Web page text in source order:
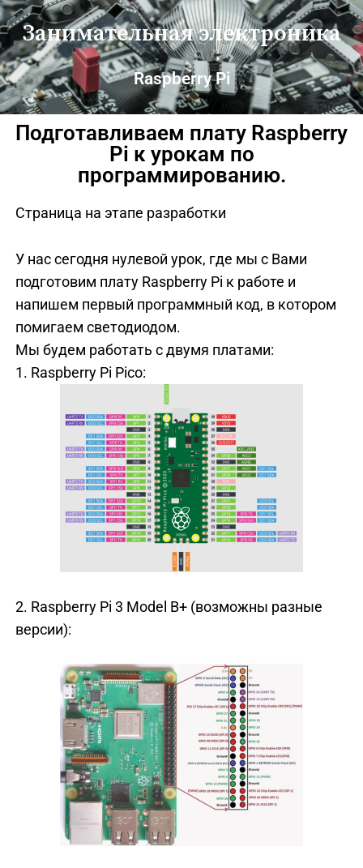
Занимательная электроника
Raspberry Pi
Подготавливаем плату Raspberry
Pi к урокам по
программированию.
Страница на этапе разработки
У нас сегодня нулевой урок, где мы с Вами
подготовим плату Raspberry Pi к работе и
напишем первый программный код, в котором
помигаем светодиодом.
Мы будем работать с двумя платами:
1. Raspberry Pi Pico:
2. Raspberry Pi 3 Model B+ (возможны разные
версии):